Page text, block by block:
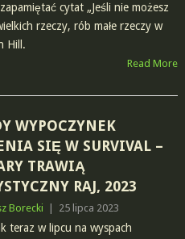
cytat „Jeśli nie możesz
rzeczy, rób małe rzeczy w
Hill.
Read More
WYPOCZYNEK
SIĘ W SURVIVAL –
TRAWIĄ
RAJ, 2023
Borecki 25 lipca 2023
teraz w lipcu na wyspach